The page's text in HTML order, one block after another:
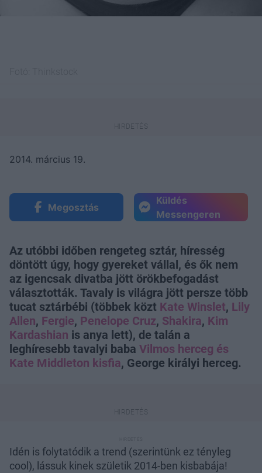
2014. március 19.
Megosztás
Küldés
Messengeren
Az utóbbi időben rengeteg sztár, híresség
döntött úgy, hogy gyereket vállal, és ők nem
az igencsak divatba jött örökbefogadást
választották. Tavaly is világra jött persze több
tucat sztárbébi (többek közt Kate Winslet, Lily
Allen, Fergie, Penelope Cruz, Shakira, Kim
Kardashian is anya lett), de talán a
leghíresebb tavalyi baba Vilmos herceg és
Kate Middleton kisfia, George királyi herceg.
Idén is folytatódik a trend (szerintünk ez tényleg
cool), lássuk kinek születik 2014-ben kisbabája!